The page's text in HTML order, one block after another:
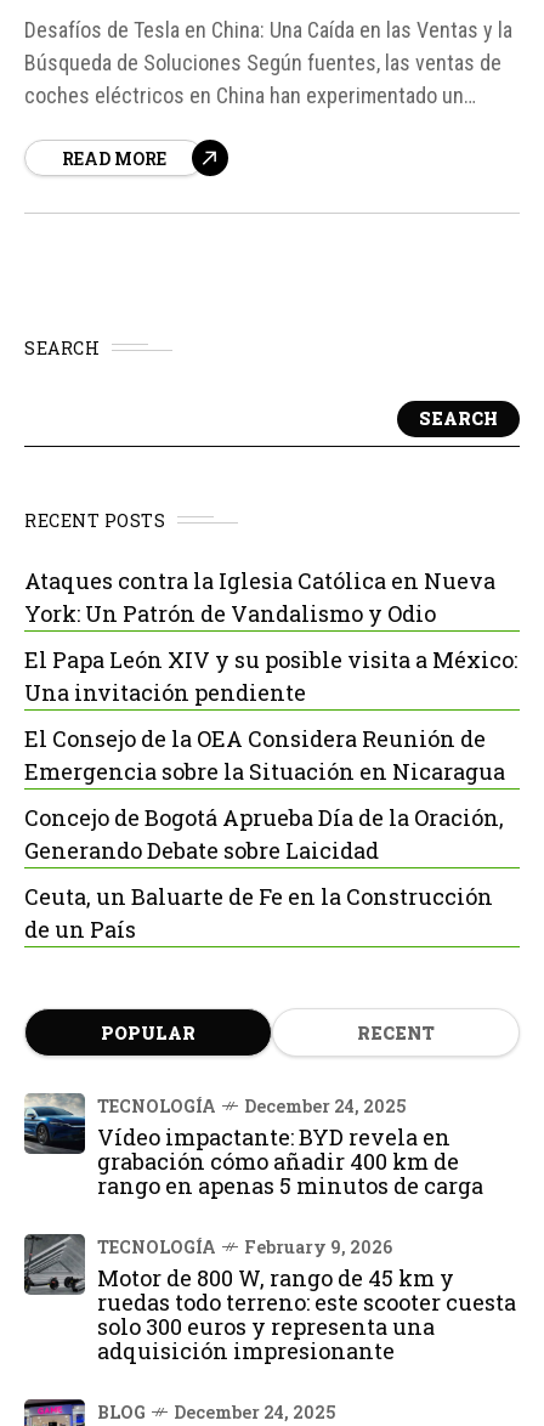
Desafíos de Tesla en China: Una Caída en las Ventas y la
Búsqueda de Soluciones Según fuentes, las ventas de
coches eléctricos en China han experimentado un
mercado doméstico, lo que se traduce en 2,92 millones
READ MORE
SEARCH
SEARCH
RECENT POSTS
Ataques contra la Iglesia Católica en Nueva
York: Un Patrón de Vandalismo y Odio
El Papa León XIV y su posible visita a México:
Una invitación pendiente
El Consejo de la OEA Considera Reunión de
Emergencia sobre la Situación en Nicaragua
Concejo de Bogotá Aprueba Día de la Oración,
Generando Debate sobre Laicidad
Ceuta, un Baluarte de Fe en la Construcción
de un País
POPULAR RECENT
TECNOLOGÍA December 24, 2025
Vídeo impactante: BYD revela en
grabación cómo añadir 400 km de
rango en apenas 5 minutos de carga
TECNOLOGÍA February 9, 2026
Motor de 800 W, rango de 45 km y
ruedas todo terreno: este scooter cuesta
solo 300 euros y representa una
adquisición impresionante
BLOG December 24, 2025